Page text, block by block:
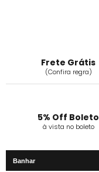
Frete Grátis
(Confira regra)
5% Off Boleto
à vista no boleto
Banhar